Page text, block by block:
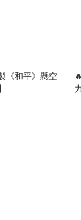
《和平》懸空